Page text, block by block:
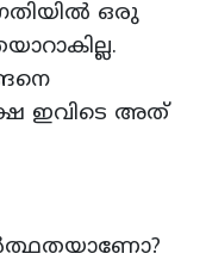
ഒരു
ഇവിടെ അത്‌